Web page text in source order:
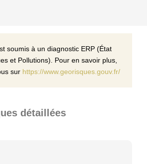
soumis à un diagnostic ERP (État
et Pollutions). Pour en savoir plus,
sur https://www.georisques.gouv.fr/
détaillées